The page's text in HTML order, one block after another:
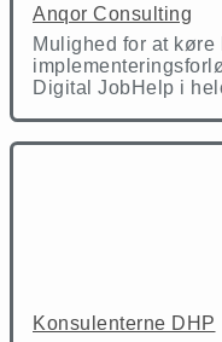
Anqor Consulting
Mulighed for at
Digital JobHelp i
Konsulenterne DHP